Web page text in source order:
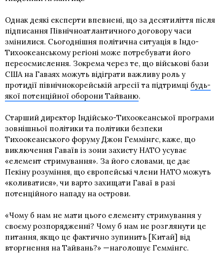
Однак деякі експерти впевнені, що за десятиліття після
підписання Північноатлантичного договору часи
змінилися. Сьогоднішня політична ситуація в Індо-
Тихоокеанському регіоні може потребувати його
переосмислення. Зокрема через те, що військові бази
США на Гаваях можуть відіграти важливу роль у
протидії північнокорейській агресії та підтримці будь-
якої потенційної оборони Тайваню.
Старший директор Індійсько-Тихоокеанської програми
зовнішньої політики та політики безпеки
Тихоокеанського форуму Джон Геммінгс, каже, що
виключення Гаваїв із зони захисту НАТО усуває
«елемент стримування». За його словами, це дає
Пекіну розуміння, що європейські члени НАТО можуть
«коливатися», чи варто захищати Гаваї в разі
потенційного нападу на острови.
«Чому б нам не мати цього елементу стримування у
своєму розпорядженні? Чому б нам не розглянути це
питання, якщо це фактично зупинить [Китай] від
вторгнення на Тайвань?» —наголошує Геммінгс.